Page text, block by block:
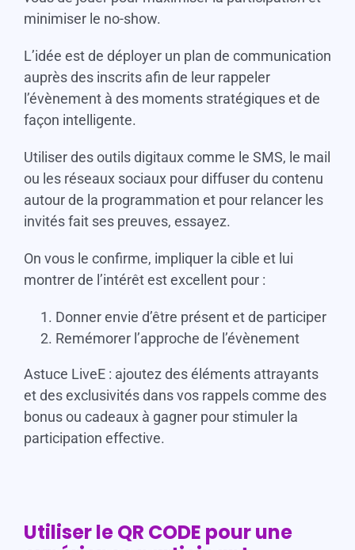
minimiser le no-show.
L’idée est de déployer un plan de communication
auprès des inscrits afin de leur rappeler
l’évènement à des moments stratégiques et de
façon intelligente.
Utiliser des outils digitaux comme le SMS, le mail
ou les réseaux sociaux pour diffuser du contenu
autour de la programmation et pour relancer les
invités fait ses preuves, essayez.
On vous le confirme, impliquer la cible et lui
montrer de l’intérêt est excellent pour :
Donner envie d’être présent et de participer
Remémorer l’approche de l’évènement
Astuce LiveE : ajoutez des éléments attrayants
et des exclusivités dans vos rappels comme des
bonus ou cadeaux à gagner pour stimuler la
participation effective.
Utiliser le QR CODE pour une